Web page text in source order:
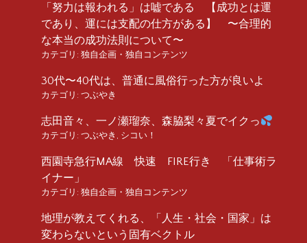
「努力は報われる」は嘘である 【成功とは運
であり、運には支配の仕方がある】 〜合理的
な本当の成功法則について〜
カテゴリ: 独自企画・独自コンテンツ
30代〜40代は、普通に風俗行った方が良いよ
カテゴリ: つぶやき
志田音々、一ノ瀬瑠奈、森脇梨々夏でイクっ
カテゴリ: つぶやき , シコい！
西園寺急行MA線 快速 FIRE行き 「仕事術ラ
イナー」
カテゴリ: 独自企画・独自コンテンツ
地理が教えてくれる、「人生・社会・国家」は
変わらないという固有ベクトル